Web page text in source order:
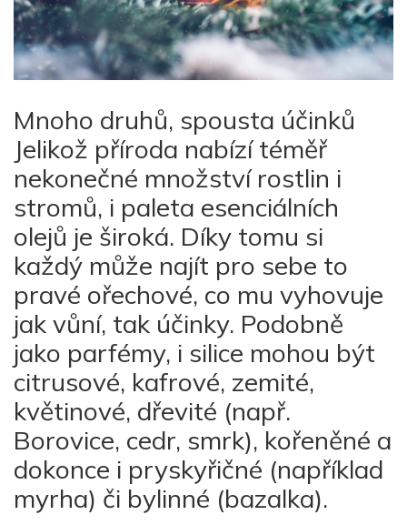
Mnoho druhů, spousta účinků
Jelikož příroda nabízí téměř
nekonečné množství rostlin i
stromů, i paleta esenciálních
olejů je široká. Díky tomu si
každý může najít pro sebe to
pravé ořechové, co mu vyhovuje
jak vůní, tak účinky. Podobně
jako parfémy, i silice mohou být
citrusové, kafrové, zemité,
květinové, dřevité (např.
Borovice, cedr, smrk), kořeněné a
dokonce i pryskyřičné (například
myrha) či bylinné (bazalka).